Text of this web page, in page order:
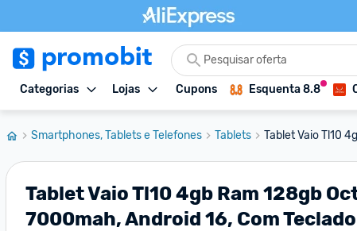
Categorias Lojas Cupons Esquenta 8.8
Smartphones, Tablets e Telefones Tablets Tablet Vaio Tl10
Tablet Vaio Tl10 4gb Ram 128gb
7000mah, Android 16, Com